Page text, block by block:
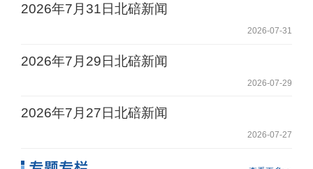
2026年7月31日北碚新闻
2026-07-31
2026年7月29日北碚新闻
2026-07-29
2026年7月27日北碚新闻
2026-07-27